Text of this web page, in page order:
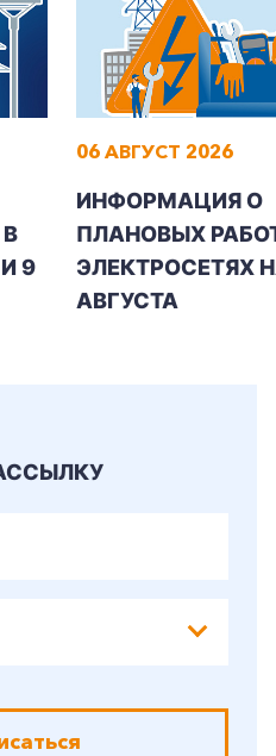
9
06 АВГУСТ 2026
ИНФОРМАЦИЯ О
ПЛАНОВЫХ
ЭЛЕКТРОСЕТЯХ
АВГУСТА